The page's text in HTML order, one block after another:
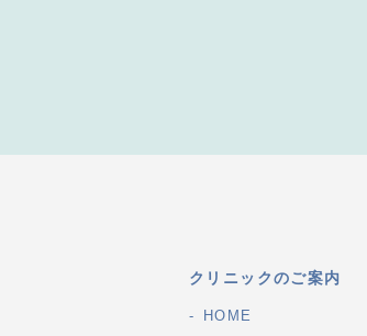
クリニックのご案内
HOME